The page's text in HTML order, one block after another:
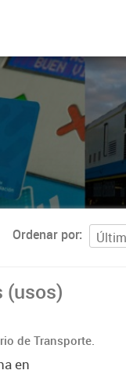
Ordenar por
(usos)
de Transporte.
en